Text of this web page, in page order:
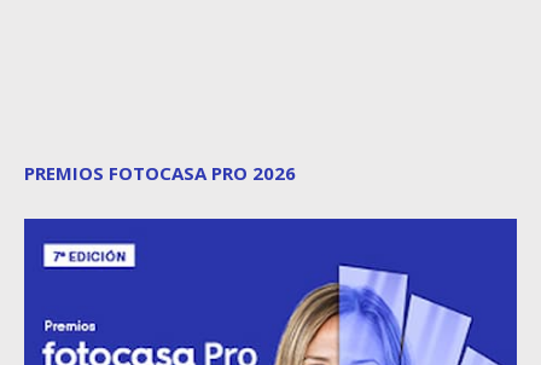
PREMIOS FOTOCASA PRO 2026